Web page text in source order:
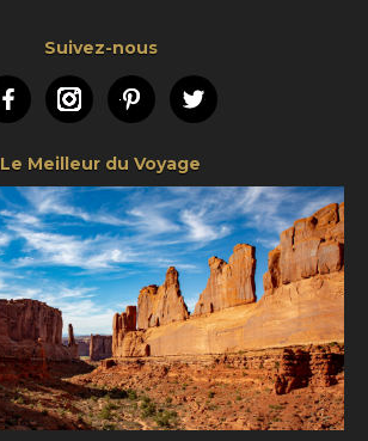
Suivez-nous
FacebookInstagramPinterestTwitter
Le Meilleur du Voyage